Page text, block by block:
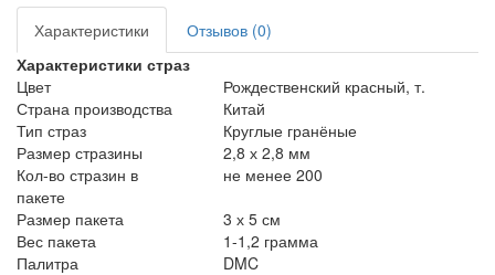
Характеристики
Отзывов (0)
Характеристики страз
Цвет
Рождественский красный, т.
Страна производства
Китай
Тип страз
Круглые гранёные
Размер стразины
2,8 х 2,8 мм
Кол-во стразин в
пакете
не менее 200
Размер пакета
3 х 5 см
Вес пакета
1-1,2 грамма
Палитра
DMC